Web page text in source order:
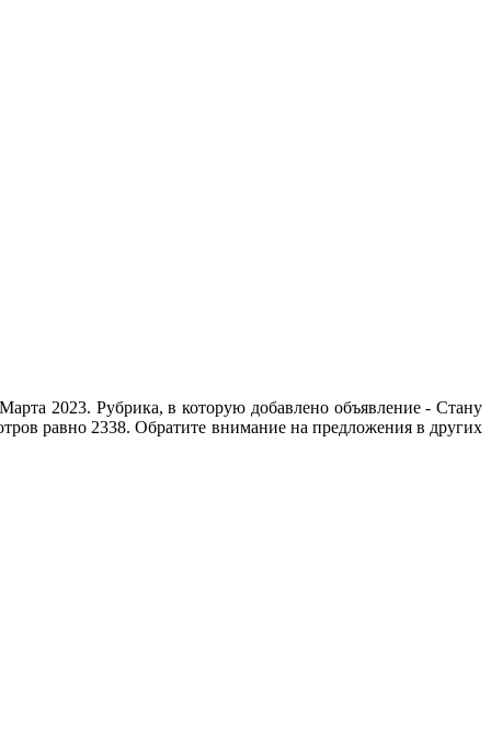
2023. Рубрика, в которую добавлено объявление - Стану
равно 2338. Обратите внимание на предложения в других